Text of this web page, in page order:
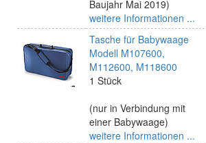
Baujahr Mai 2019)
weitere Informationen ...
Tasche für Babywaage
Modell M107600,
M112600, M118600
1 Stück
(nur in Verbindung mit
einer Babywaage)
weitere Informationen ...